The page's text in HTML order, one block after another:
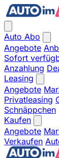
Auto Abo
Angebote
Sofort
Anzahlung
Leasing
Angebote
Privatleasing
Schnäppchen
Kaufen
Angebote
Verkaufen